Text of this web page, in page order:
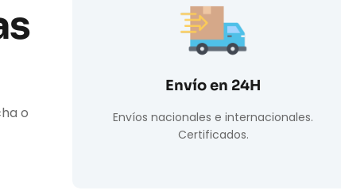
o
Envío en 24H
Envíos nacionales e internacionales.
Certificados.